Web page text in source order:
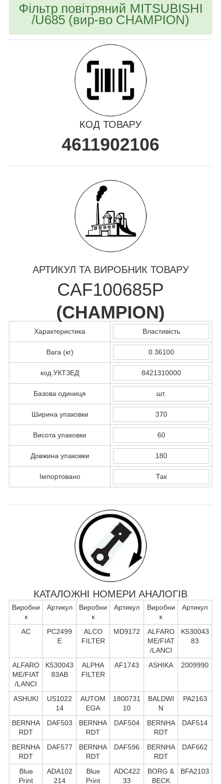
Фільтр повітряний MITSUBISHI
/U685 (вир-во CHAMPION)
КОД ТОВАРУ
4611902106
АРТИКУЛ ТА ВИРОБНИК ТОВАРУ
CAF100685P
(CHAMPION)
Характеристика Властивість
Вага (кг) 0.36100
код УКТЗЕД 8421310000
Базова одиниця шт.
Ширина упаковки 370
Висота упаковки 60
Довжина упаковки 180
Імпортовано Так
КАТАЛОЖНІ НОМЕРИ АНАЛОГІВ
Виробни
к
Артикул
Виробни
к
Артикул
Виробни
к
Артикул
AC
PC2499
E
ALCO
FILTER
MD9172
ALFARO
ME/FIAT
/LANCI
K530043
83
ALFARO
ME/FIAT
/LANCI
K530043
83AB
ALPHA
FILTER
AF1743 ASHIKA 2009990
ASHUKI
US1022
14
AUTOM
EGA
1800731
10
BALDWI
N
PA2163
BERNHA
RDT
DAF503
BERNHA
RDT
DAF504
BERNHA
RDT
DAF514
BERNHA
RDT
DAF577
BERNHA
RDT
DAF596
BERNHA
RDT
DAF662
Blue
Print
ADA102
214
Blue
Print
ADC422
33
BORG &
BECK
BFA2103